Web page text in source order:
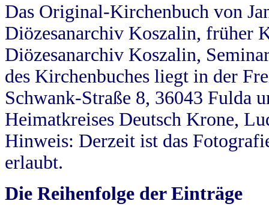
Das Original-Kirchenbuch von
Diözesanarchiv Koszalin, früher
Diözesanarchiv Koszalin,
des Kirchenbuches liegt in der
Schwank-Straße 8, 36043 Fulda
Heimatkreises Deutsch Krone,
Hinweis: Derzeit ist das
erlaubt.
Die Reihenfolge der Einträge